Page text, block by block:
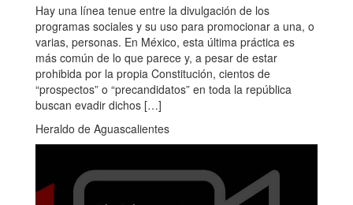
Hay una línea tenue entre la divulgación de los
programas sociales y su uso para promocionar a una, o
varias, personas. En México, esta última práctica es
más común de lo que parece y, a pesar de estar
prohibida por la propia Constitución, cientos de
“prospectos” o “precandidatos” en toda la república
buscan evadir dichos […]
Heraldo de Aguascalientes